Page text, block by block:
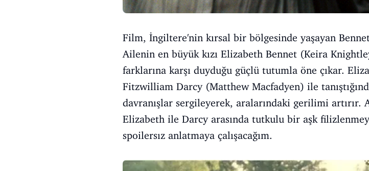
Film, İngiltere'nin kırsal bir bölgesinde yaşayan Bennet
Ailenin en büyük kızı Elizabeth Bennet (Keira
farklarına karşı duyduğu güçlü tutumla öne çıkar.
Fitzwilliam Darcy (Matthew Macfadyen) ile
davranışlar sergileyerek, aralarındaki gerilimi artırır.
Elizabeth ile Darcy arasında tutkulu bir aşk
spoilersız anlatmaya çalışacağım.